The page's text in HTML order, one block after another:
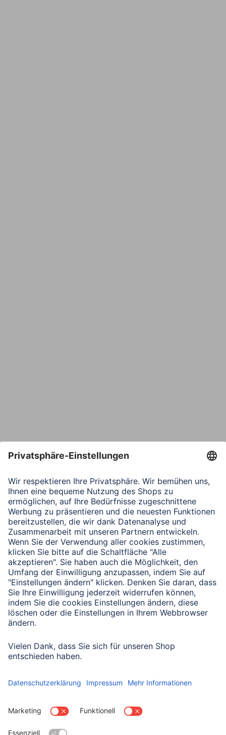
Verbleibende Zeichen: 1000/ 1000
Senden
Mit Absenden des Formulars bestätigen Sie, dass Sie unsere
Datenschutzbestimmungen zur Formulardatenverarbeitung zur
Datenschutz